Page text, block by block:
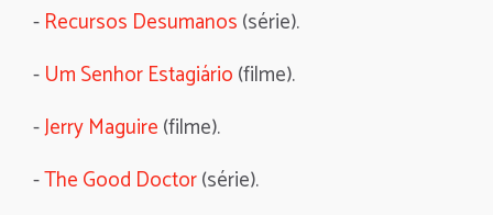
-Recursos Desumanos(série).
-Um Senhor Estagiário(filme).
-Jerry Maguire(filme).
-The Good Doctor(série).